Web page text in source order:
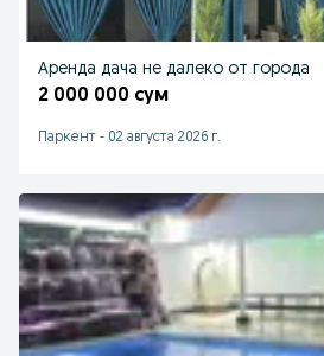
Аренда дача не далеко от города
2 000 000 сум
Паркент - 02 августа 2026 г.